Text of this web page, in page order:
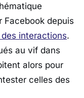
Facebook depuis
interactions.
au vif dans
alors pour
celles des